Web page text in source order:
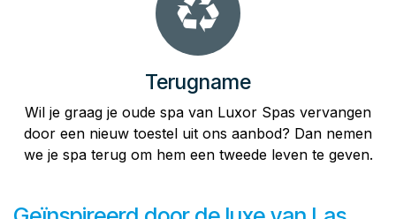
Terugname
Wil je graag je oude spa van Luxor Spas vervangen
door een nieuw toestel uit ons aanbod? Dan nemen
we je spa terug om hem een tweede leven te geven.